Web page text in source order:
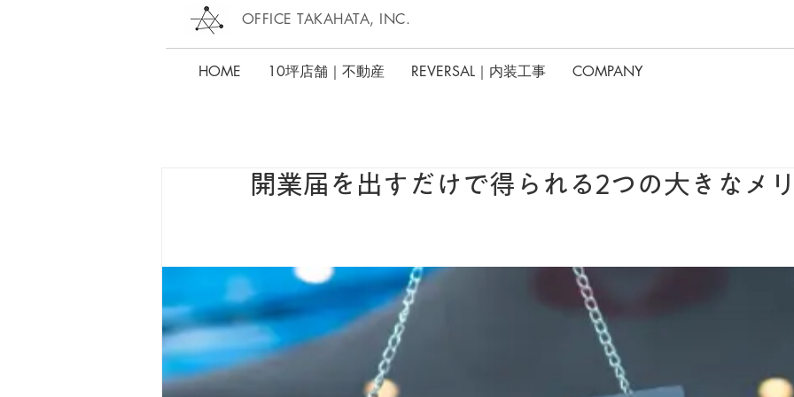
OFFICE TAKAHATA, INC.
HOME 10坪店舗｜不動産 REVERSAL｜内装工事 COMPANY
開業届を出すだけで得られる2つの大きなメ